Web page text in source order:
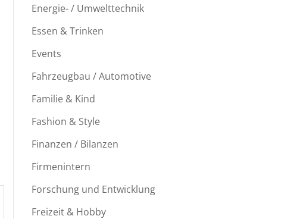
Energie- / Umwelttechnik
Essen & Trinken
Events
Fahrzeugbau / Automotive
Familie & Kind
Fashion & Style
Finanzen / Bilanzen
Firmenintern
Forschung und Entwicklung
Freizeit & Hobby